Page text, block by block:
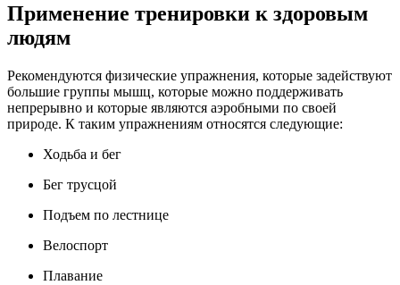
Применение тренировки к здоровым
людям
Рекомендуются физические упражнения, которые задействуют
большие группы мышц, которые можно поддерживать
непрерывно и которые являются аэробными по своей
природе. К таким упражнениям относятся следующие:
Ходьба и бег
Бег трусцой
Подъем по лестнице
Велоспорт
Плавание